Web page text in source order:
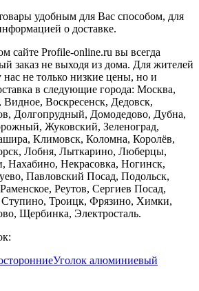
удобным для Вас способом, для
о доставке.
сайте Profile-online.ru вы всегда
заказ не выходя из дома. Для жителей
не только низкие цены, но и
в следующие города: Москва,
Воскресенск, Дедовск,
Долгопрудный, Домодедово, Дубна,
Жуковский, Зеленоград,
Климовск, Коломна, Королёв,
Лобня, Лыткарино, Люберцы,
Некрасовка, Ногинск,
Павловский Посад, Подольск,
Реутов, Сергиев Посад,
Ступино, Троицк, Фрязино, Химки,
Щербинка, Электросталь.
Уголок алюминиевый